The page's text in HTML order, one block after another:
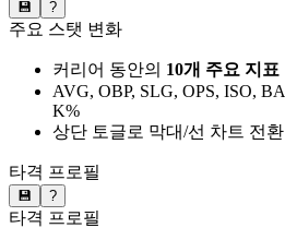
💾 ?
주요 스탯 변화
커리어 동안의 10개 주요 지표
AVG, OBP, SLG, OPS, ISO,
K%
상단 토글로 막대/선 차트 전
타격 프로필
💾 ?
타격 프로필